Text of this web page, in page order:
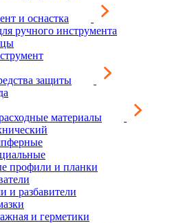
и оснастка
ручного инструмента
защиты
материалы
профили и планки
и разбавители
и герметики